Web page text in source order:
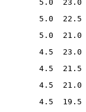
5.0
5.0
5.0
4.5
4.5
4.5
4.5